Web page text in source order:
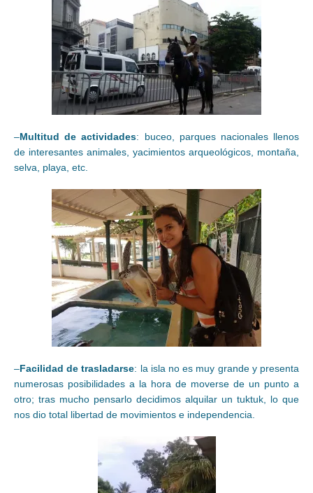
–Multitud de actividades: buceo, parques nacionales llenos
de interesantes animales, yacimientos arqueológicos, montaña,
selva, playa, etc.
–Facilidad de trasladarse: la isla no es muy grande y presenta
numerosas posibilidades a la hora de moverse de un punto a
otro; tras mucho pensarlo decidimos alquilar un tuktuk, lo que
nos dio total libertad de movimientos e independencia.